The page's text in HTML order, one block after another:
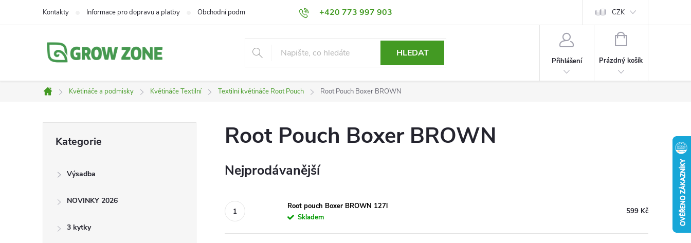
+420 773 997 903
Kontakty Informace pro dopravu a platby Obchodní podmínky Výměna a Vrácení Podmínky ochrany osobních údajů CZK
HLEDAT
Přihlášení
NÁKUPNÍ
Prázdný košík
Domů
Květináče a podmisky Květináče Textilní Textilní květináče Root Pouch Root Pouch Boxer BROWN
kategorie
Kategorie
Výsadba
NOVINKY 2026
3 kytky
Root Pouch Boxer BROWN
Nejprodávanější
Root pouch Boxer BROWN 127l
Skladem
599 Kč